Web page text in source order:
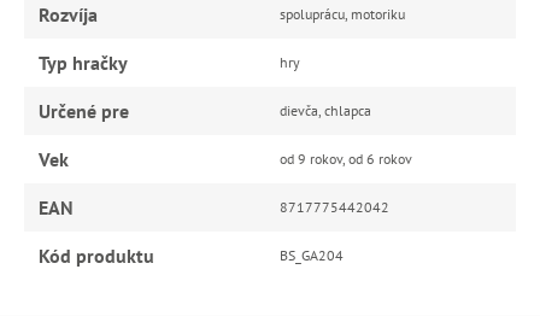
Rozvíja spoluprácu, motoriku
Typ hračky hry
Určené pre dievča, chlapca
Vek od 9 rokov, od 6 rokov
EAN 8717775442042
Kód produktu BS_GA204